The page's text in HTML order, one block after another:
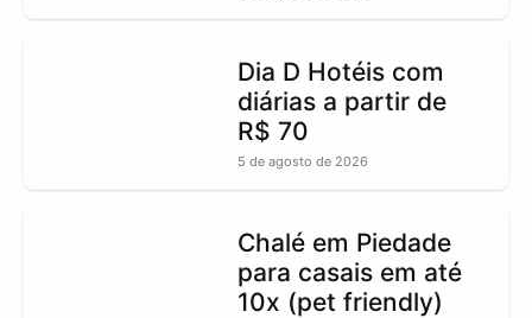
Dia D Hotéis com
diárias a partir de
R$ 70
5 de agosto de 2026
Chalé em Piedade
para casais em até
10x (pet friendly)